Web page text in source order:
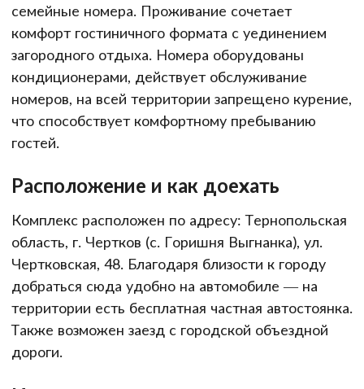
семейные номера. Проживание сочетает
комфорт гостиничного формата с уединением
загородного отдыха. Номера оборудованы
кондиционерами, действует обслуживание
номеров, на всей территории запрещено курение,
что способствует комфортному пребыванию
гостей.
Расположение и как доехать
Комплекс расположен по адресу: Тернопольская
область, г. Чертков (с. Горишня Выгнанка), ул.
Чертковская, 48. Благодаря близости к городу
добраться сюда удобно на автомобиле — на
территории есть бесплатная частная автостоянка.
Также возможен заезд с городской объездной
дороги.